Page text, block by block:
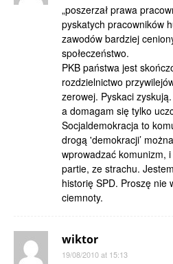
„poszerzał prawa
pyskatych pracowników
zawodów bardziej
społeczeństwo.
PKB państwa jest
rozdzielnictwo
zerowej. Pyskaci
a domagam się tylko
Socjaldemokracja to
drogą 'demokracji’
wprowadzać komunizm,
partie, ze strachu.
historię SPD. Proszę nie
ciemnoty.
wiktor
19/08/2010 at 15:13